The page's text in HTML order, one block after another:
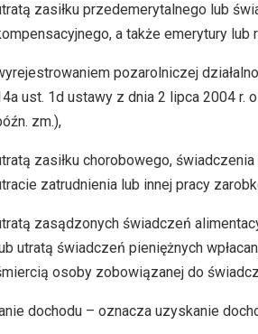
zasiłku przedemerytalnego lub
a także emerytury lub
pozarolniczej
ust. 1d ustawy z dnia 2 lipca 2004 r.
zm.),
zasiłku chorobowego,
zatrudnienia lub innej pracy
zasądzonych świadczeń
utratą świadczeń pieniężnych
osoby zobowiązanej do
dochodu – oznacza uzyskanie